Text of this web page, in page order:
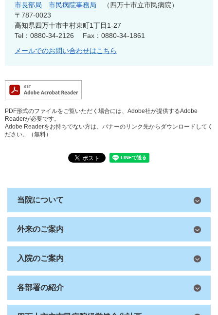
市長部局 市民病院事務局
四万十市立市民病院
〒787-0023
高知県四万十市中村東町1丁目1-27
Tel：0880-34-2126
Fax：0880-34-1861
メールでのお問い合わせはこちら
PDF形式のファイルをご覧いただく場合には、Adobe社が提供するAdobe
Readerが必要です。
Adobe Readerをお持ちでない方は、バナーのリンク先からダウンロードしてく
ださい。（無料）
当院について
外来のご案内
入院のご案内
各部署の紹介